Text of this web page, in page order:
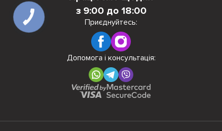
з 9:00 до 18:00
Приєднуйтесь:
Допомога і консультація:
КНОПКА
ЗВ'ЯЗКУ